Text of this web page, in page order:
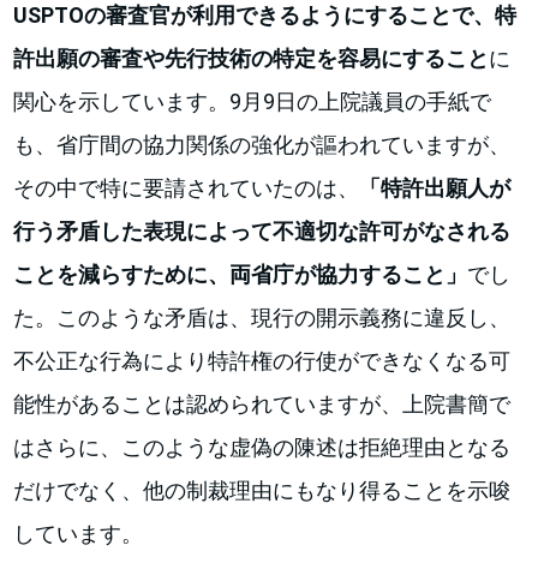
USPTOの審査官が利用できるようにすることで、特
許出願の審査や先行技術の特定を容易にすることに
関心を示しています。9月9日の上院議員の手紙で
も、省庁間の協力関係の強化が謳われていますが、
その中で特に要請されていたのは、
「特許出願人が
行う矛盾した表現によって不適切な許可がなされる
ことを減らすために、両省庁が協力すること」 でし
た。このような矛盾は、現行の開示義務に違反し、
不公正な行為により特許権の行使ができなくなる可
能性があることは認められていますが、上院書簡で
はさらに、このような虚偽の陳述は拒絶理由となる
だけでなく、他の制裁理由にもなり得ることを示唆
しています。